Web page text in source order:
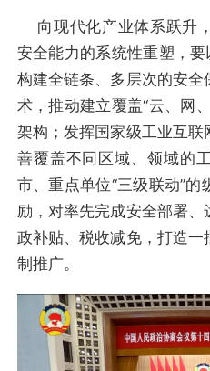
向现代化产业体系跃升
安全能力的系统性重塑，要
构建全链条、多层次的安
术，推动建立覆盖“云、网
架构；发挥国家级工业互
善覆盖不同区域、领域的
市、重点单位“三级联动”
励，对率先完成安全部署
政补贴、税收减免，打造
制推广。